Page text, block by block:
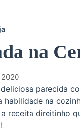
na
parecida
habilidade na
receita direitinho